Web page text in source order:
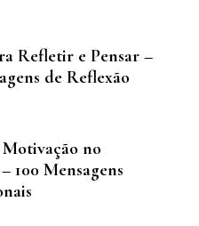
Refletir e Pensar –
de Reflexão
Motivação no
100 Mensagens